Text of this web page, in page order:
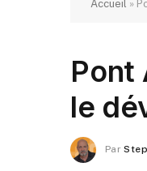
Accueil »
Pont
le
Par